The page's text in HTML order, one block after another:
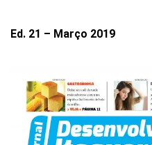
Ed. 21 – Março 2019